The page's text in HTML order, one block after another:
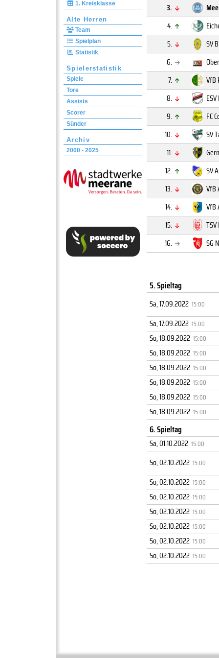
1. Kreisklasse
Alte Herren
Team
Spielplan
Statistik
Spielerstatistik
Spiele
Tore
Assists
Scorer
Sünder
Archiv
2000 - 2025
3.
4.
5.
SV
6.
7.
VfB
8.
9.
FC
10.
SV
11.
12.
SV
13.
VfB
14.
VfB
15.
16.
SG
5. Spieltag
Sa, 17.09.2022 15:00
Sa, 17.09.2022 15:00
So, 18.09.2022 15:00
So, 18.09.2022 15:00
So, 18.09.2022 15:00
So, 18.09.2022 15:00
So, 18.09.2022 15:00
So, 18.09.2022 15:00
6. Spieltag
Sa, 01.10.2022 15:00
So, 02.10.2022 15:00
So, 02.10.2022 15:00
So, 02.10.2022 15:00
So, 02.10.2022 15:00
So, 02.10.2022 15:00
So, 02.10.2022 15:00
So, 02.10.2022 15:00